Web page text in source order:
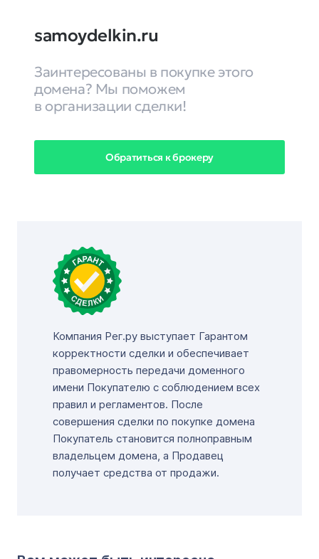
samoydelkin.ru
Заинтересованы в покупке этого
домена? Мы поможем
в организации сделки!
Обратиться к брокеру
Компания Рег.ру выступает Гарантом
корректности сделки и обеспечивает
правомерность передачи доменного
имени Покупателю с соблюдением всех
правил и регламентов. После
совершения сделки по покупке домена
Покупатель становится полноправным
владельцем домена, а Продавец
получает средства от продажи.